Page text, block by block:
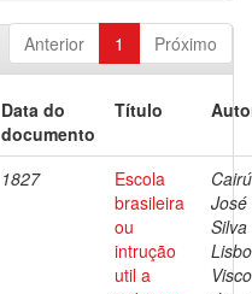
Anterior 1 Próximo
Data do
documento
Título
1827
Escola
brasileira
ou
intrução
util a
José
Silva